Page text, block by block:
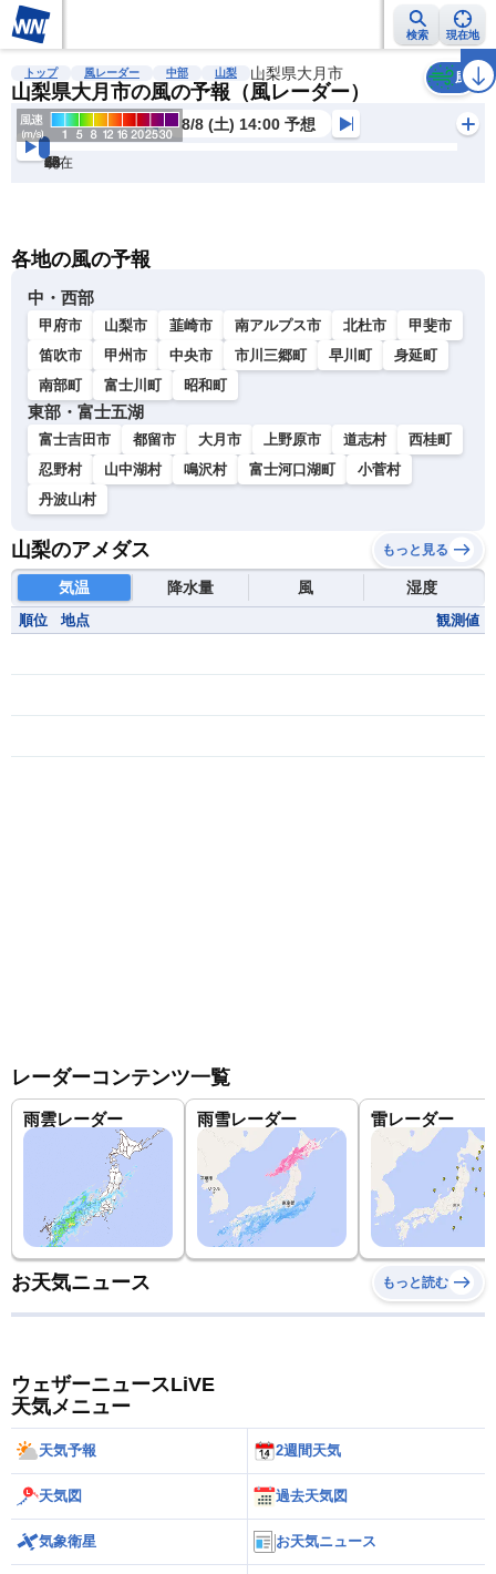
検索 現在地
雨雲レーダー 台風情報 地震情報 警報・注意報 2週間天気 ラ
トップ 風レーダー 中部 山梨 山梨県大月市
山梨県大月市の風の予報（風レーダー）
風
8/8 (土) 14:00 予想
現在
6h
12
24
36
48
60
72
各地の風の予報
中・西部
甲府市 山梨市 韮崎市 南アルプス市 北杜市
甲斐市
笛吹市
甲州市 中央市 市川三郷町 早川町
身延町
南部町
富士川町 昭和町
東部・富士五湖
富士吉田市 都留市 大月市 上野原市 道志村
西桂町
忍野村
山中湖村 鳴沢村 富士河口湖町
小菅村
丹波山村
山梨のアメダス もっと見る
気温 降水量 風 湿度
順位 地点 観測値
レーダーコンテンツ一覧
雨雲レーダー 雨雪レーダー 雷レーダー
お天気ニュース もっと読む
ウェザーニュースLiVE
天気メニュー
天気予報 2週間天気
天気図 過去天気図
気象衛星 お天気ニュース